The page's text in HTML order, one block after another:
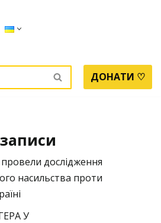
ДОНАТИ ♡
дослідження
насильства проти
У